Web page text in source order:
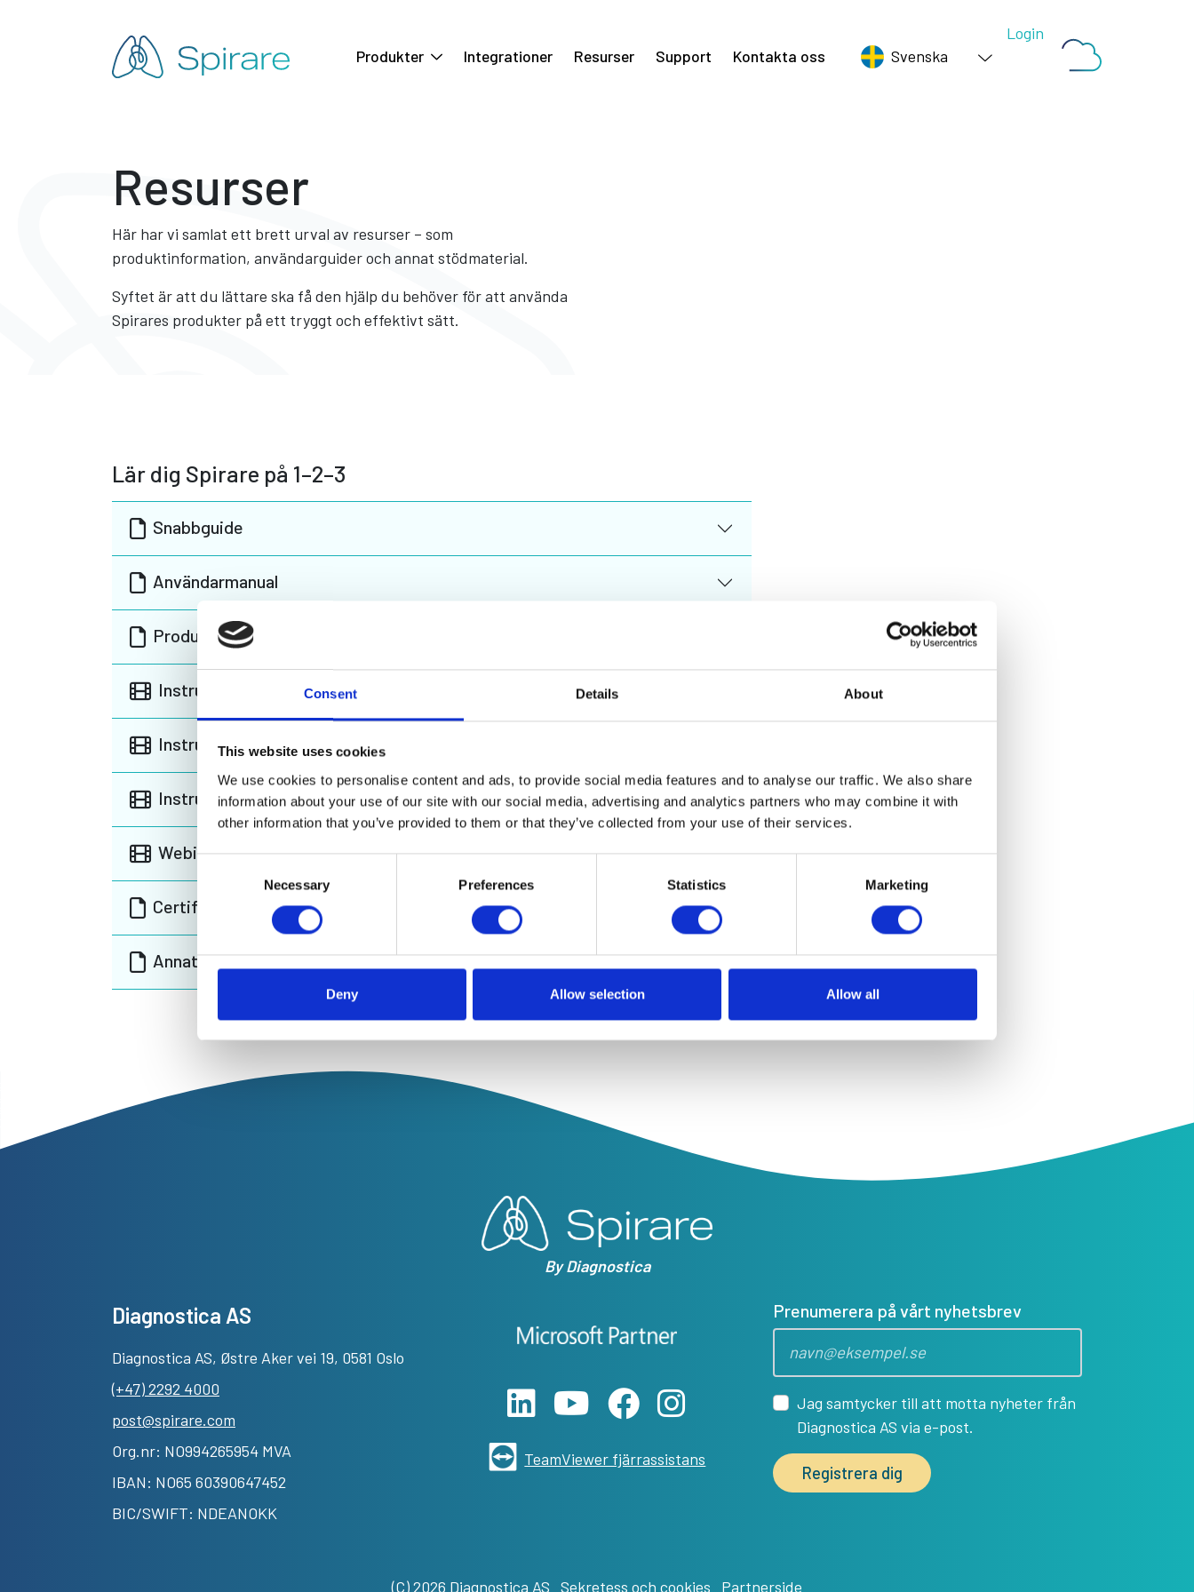
Consent Details About
This website uses cookies
We use cookies to personalise content and ads, to provide social media features and to analyse our traffic. We also share
information about your use of our site with our social media, advertising and analytics partners who may combine it with
other information that you’ve provided to them or that they’ve collected from your use of their services.
Selection
Necessary Preferences Statistics Marketing
Deny Allow selection Allow all
Produkter Integrationer Resurser Support Kontakta oss Svenska
Login
Resurser
Här har vi samlat ett brett urval av resurser – som
produktinformation, användarguider och annat stödmaterial.
Syftet är att du lättare ska få den hjälp du behöver för att använda
Spirares produkter på ett tryggt och effektivt sätt.
Lär dig Spirare på 1–2–3
Snabbguide
Användarmanual
Produktblad
Instruktionsvideo spirometri
Instruktionsvideo EKG
Instruksjonsvideo for 24-timmars blodtryck
Webinar
Certifikater
Annat
By Diagnostica
Diagnostica AS
Diagnostica AS, Østre Aker vei 19, 0581 Oslo
(+47) 2292 4000
post@spirare.com
Org.nr: NO994265954 MVA
IBAN: NO65 60390647452
BIC/SWIFT: NDEANOKK
TeamViewer fjärrassistans
Prenumerera på vårt nyhetsbrev
Jag samtycker till att motta nyheter från
Diagnostica AS via e-post.
(C) 2026 Diagnostica AS Sekretess och cookies Partnerside